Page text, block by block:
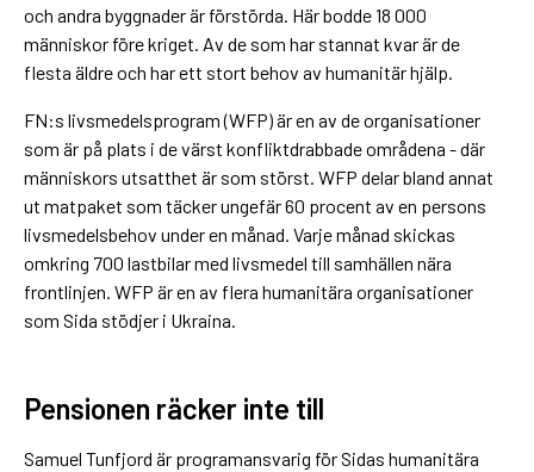
och andra byggnader är förstörda. Här bodde 18 000
människor före kriget. Av de som har stannat kvar är de
flesta äldre och har ett stort behov av humanitär hjälp.
FN:s livsmedelsprogram (WFP) är en av de organisationer
som är på plats i de värst konfliktdrabbade områdena - där
människors utsatthet är som störst. WFP delar bland annat
ut matpaket som täcker ungefär 60 procent av en persons
livsmedelsbehov under en månad. Varje månad skickas
omkring 700 lastbilar med livsmedel till samhällen nära
frontlinjen. WFP är en av flera humanitära organisationer
som Sida stödjer i Ukraina.
Pensionen räcker inte till
Samuel Tunfjord är programansvarig för Sidas humanitära